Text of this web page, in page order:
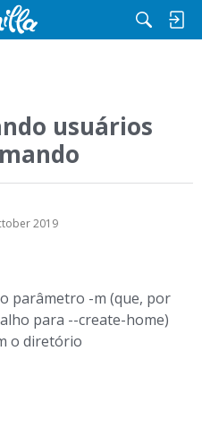
usuários
2019
parâmetro -m (que, por
para --create-home)
o diretório